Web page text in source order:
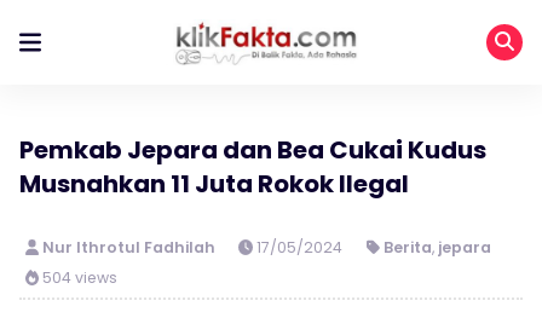
Pemkab Jepara dan Bea Cukai Kudus
Musnahkan 11 Juta Rokok Ilegal
Nur Ithrotul Fadhilah 17/05/2024 Berita, jepara
504 views